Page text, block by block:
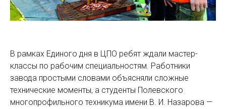
В рамках Единого дня в ЦПО ребят ждали мастер-
классы по рабочим специальностям. Работники
завода простыми словами объясняли сложные
технические моменты, а студенты Полевского
многопрофильного техникума имени В. И. Назарова —